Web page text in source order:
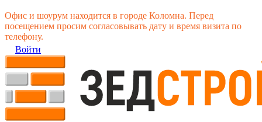
Офис и шоурум находится в городе Коломна. Перед
посещением просим согласовывать дату и время визита по
телефону.
Войти